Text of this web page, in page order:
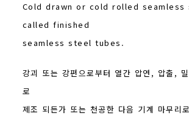
Cold drawn or cold rolled
called finished
seamless steel tubes.
강괴 또는 강편으로부터 열간 압연, 압출,
로
제조 되든가 또는 천공한 다음 기계 마무리